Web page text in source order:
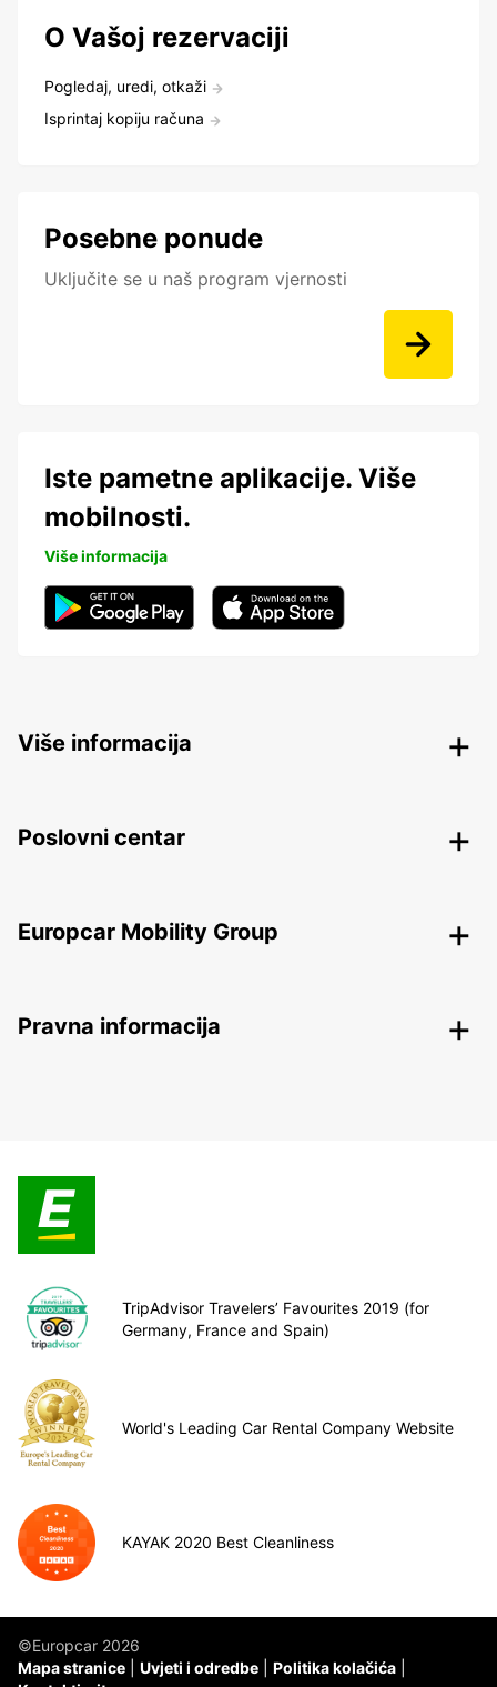
O Vašoj rezervaciji
Pogledaj, uredi, otkaži
Isprintaj kopiju računa
Posebne ponude
Uključite se u naš program vjernosti
Iste pametne aplikacije. Više
mobilnosti.
Više informacija
Više informacija
Poslovni centar
Europcar Mobility Group
Pravna informacija
TripAdvisor Travelers’ Favourites 2019 (for
Germany, France and Spain)
World's Leading Car Rental Company Website
KAYAK 2020 Best Cleanliness
©Europcar 2026
Mapa stranice
Uvjeti i odredbe
Politika kolačića